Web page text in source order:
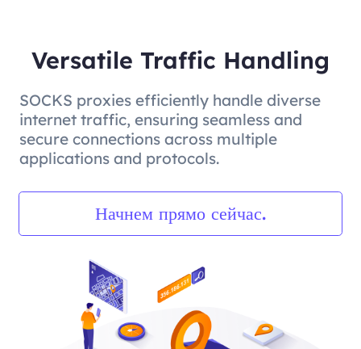
Versatile Traffic Handling
SOCKS proxies efficiently handle diverse
internet traffic, ensuring seamless and
secure connections across multiple
applications and protocols.
Начнем прямо сейчас.